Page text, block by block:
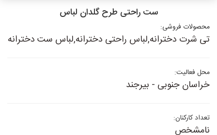
ست راحتی طرح گلدان لباس
محصولات فروشی:
تی شرت دخترانه,لباس راحتی دخترانه,لباس ست دخترانه
محل فعالیت:
خراسان جنوبی - بیرجند
تعداد کارکنان:
نامشخص